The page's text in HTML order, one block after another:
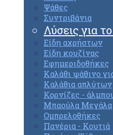
Ψάθες
Συντριβάνια
Λύσεις για
Είδη αχρήστων
Είδη κουζίνας
Εφημεριδοθήκες
Καλάθι ψάθινο
Καλάθια απλύτων
Κορνίζες -
Μπαούλα Μεγάλα
Ομπρελοθήκες
Πανέρια - Κουτιά